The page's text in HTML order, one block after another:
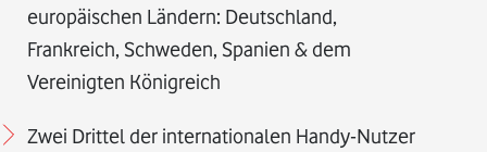
europäischen Ländern: Deutschland,
Frankreich, Schweden, Spanien & dem
Vereinigten Königreich
Zwei Drittel der internationalen Handy-Nutzer